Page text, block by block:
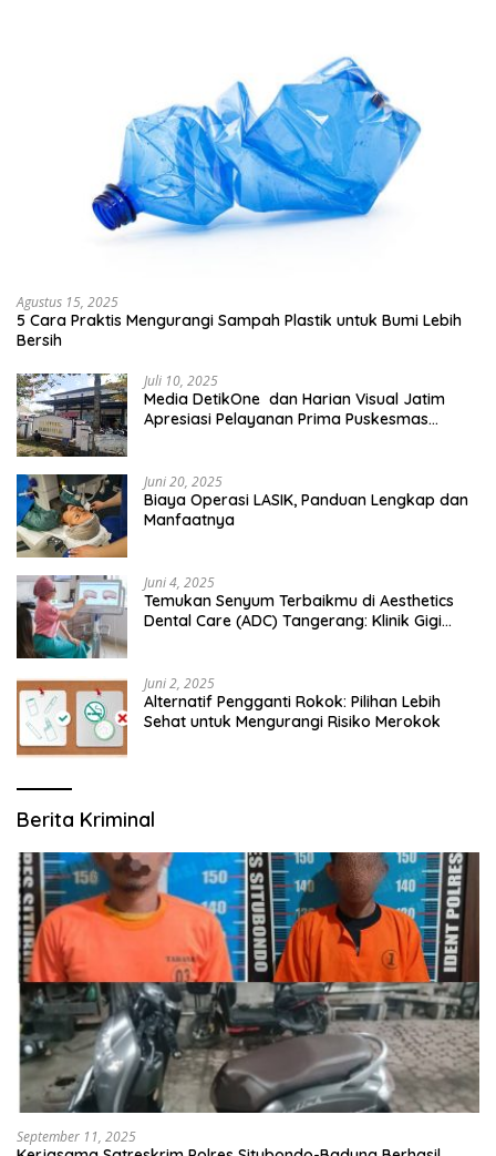
Agustus 15, 2025
5 Cara Praktis Mengurangi Sampah Plastik untuk Bumi Lebih
Bersih
Juli 10, 2025
Media DetikOne dan Harian Visual Jatim
Apresiasi Pelayanan Prima Puskesmas
Juni 20, 2025
Biaya Operasi LASIK, Panduan Lengkap dan
Manfaatnya
Juni 4, 2025
Temukan Senyum Terbaikmu di Aesthetics
Dental Care (ADC) Tangerang: Klinik Gigi
Juni 2, 2025
Alternatif Pengganti Rokok: Pilihan Lebih
Sehat untuk Mengurangi Risiko Merokok
Berita Kriminal
September 11, 2025